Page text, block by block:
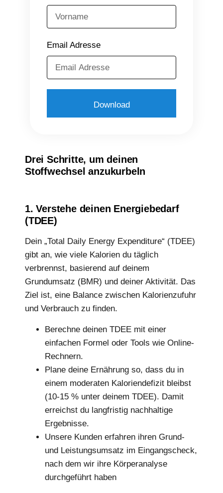
Email Adresse
Download
Drei Schritte, um deinen
Stoffwechsel anzukurbeln
1. Verstehe deinen Energiebedarf
(TDEE)
Dein „Total Daily Energy Expenditure“ (TDEE)
gibt an, wie viele Kalorien du täglich
verbrennst, basierend auf deinem
Grundumsatz (BMR) und deiner Aktivität. Das
Ziel ist, eine Balance zwischen Kalorienzufuhr
und Verbrauch zu finden.
Berechne deinen TDEE mit einer
einfachen Formel oder Tools wie Online-
Rechnern.
Plane deine Ernährung so, dass du in
einem moderaten Kaloriendefizit bleibst
(10-15 % unter deinem TDEE). Damit
erreichst du langfristig nachhaltige
Ergebnisse.
Unsere Kunden erfahren ihren Grund-
und Leistungsumsatz im Eingangscheck,
nach dem wir ihre Körperanalyse
durchgeführt haben